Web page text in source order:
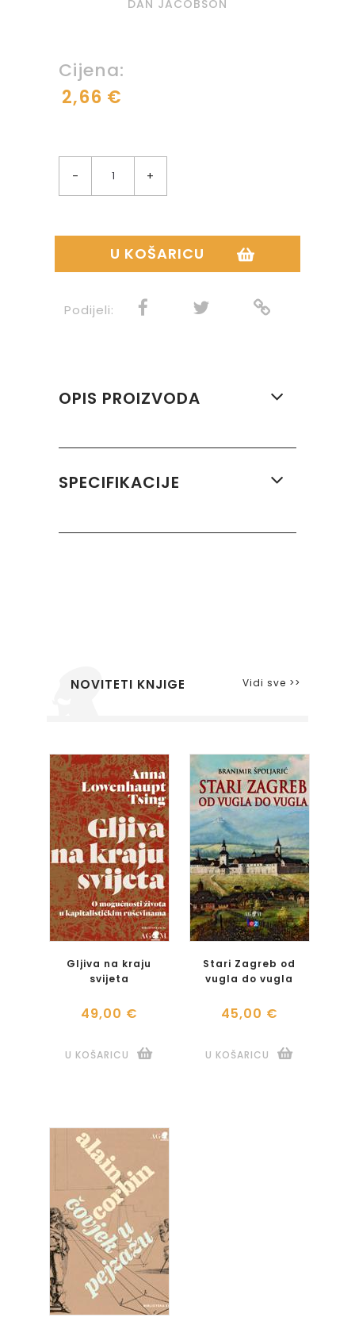
DAN JACOBSON
Cijena:
2,66 €
- +
U KOŠARICU
Podijeli:
OPIS PROIZVODA
SPECIFIKACIJE
NOVITETI KNJIGE Vidi sve >>
Gljiva na kraju
svijeta
49,00 €
U KOŠARICU
Stari Zagreb od
vugla do vugla
45,00 €
U KOŠARICU